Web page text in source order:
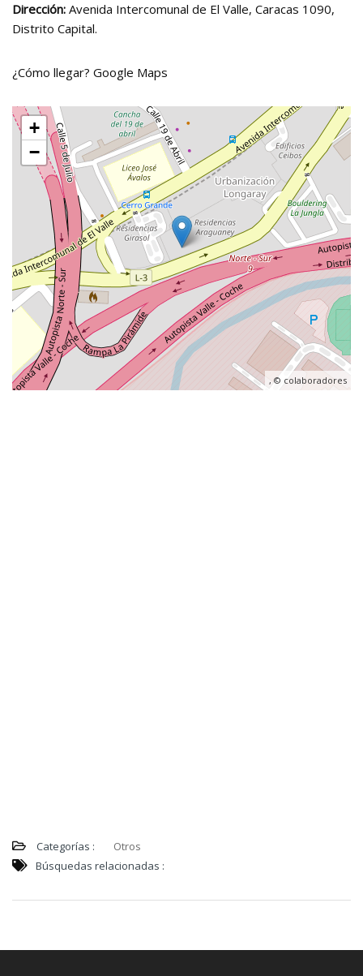
Dirección: Avenida Intercomunal de El Valle, Caracas 1090,
Distrito Capital.
¿Cómo llegar? Google Maps
+
−
, © colaboradores
Categorías :
Otros
Búsquedas relacionadas :